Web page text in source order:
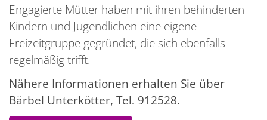
Engagierte Mütter haben mit ihren behinderten
Kindern und Jugendlichen eine eigene
Freizeitgruppe gegründet, die sich ebenfalls
regelmäßig trifft.
Nähere Informationen erhalten Sie über
Bärbel Unterkötter, Tel. 912528.